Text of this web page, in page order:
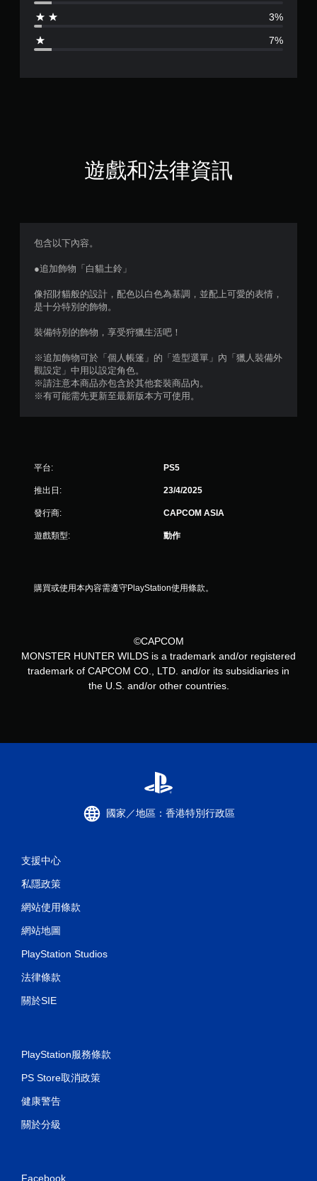
4
5
星
，
3%
7%
遊戲和法律資訊
包含以下內容。
●追加飾物「白貓土鈴」
像招財貓般的設計，配色以白色為基調，並配上可愛的表情，
是十分特別的飾物。
裝備特別的飾物，享受狩獵生活吧！
※追加飾物可於「個人帳篷」的「造型選單」內「獵人裝備外
觀設定」中用以設定角色。
※請注意本商品亦包含於其他套裝商品內。
※有可能需先更新至最新版本方可使用。
平台: PS5
推出日: 23/4/2025
發行商: CAPCOM ASIA
遊戲類型: 動作
購買或使用本內容需遵守PlayStation使用條款。
©CAPCOM
MONSTER HUNTER WILDS is a trademark and/or registered
trademark of CAPCOM CO., LTD. and/or its subsidiaries in
the U.S. and/or other countries.
國家／地區：香港特別行政區
支援中心
私隱政策
網站使用條款
網站地圖
PlayStation Studios
法律條款
關於SIE
PlayStation服務條款
PS Store取消政策
健康警告
關於分級
Facebook